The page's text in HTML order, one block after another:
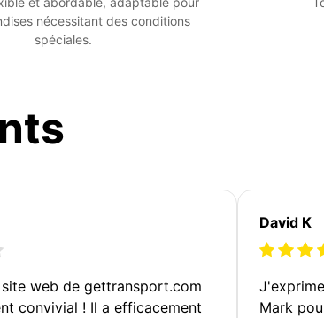
nécessitant des conditions
spéciales.
web de gettransport.com
convivial ! Il a efficacement
David K
Mark